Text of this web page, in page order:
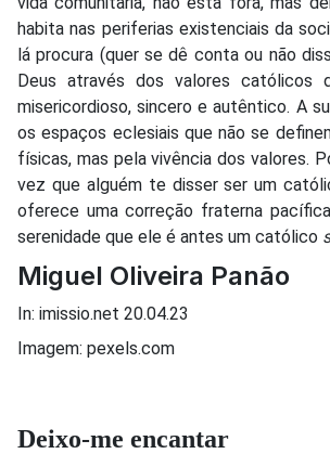
habita nas periferias existenciais da
lá procura (quer se dê conta ou não
Deus através dos valores católicos
misericordioso, sincero e autêntico. A
os espaços eclesiais que não se
físicas, mas pela vivência dos valores.
vez que alguém te disser ser um
oferece uma correção fraterna
serenidade que ele é antes um católico
Miguel Oliveira Panão
In: imissio.net 20.04.23
Imagem: pexels.com
Deixo-me encantar